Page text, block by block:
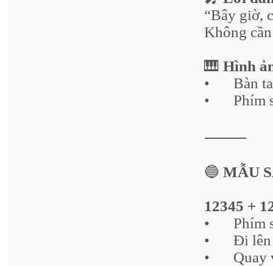
“Bây giờ,
Không
🎹 Hình
•
Bàn
•
Phím
⸻
🔵 MẪU
12345 +
•
Phím
•
Đi lên
•
Quay